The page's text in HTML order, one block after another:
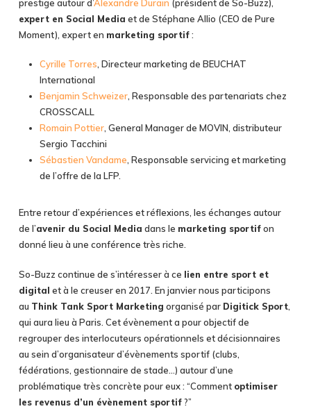
prestige autour d’Alexandre Durain (président de So-Buzz),
expert en Social Media et de Stéphane Allio (CEO de Pure
Moment), expert en marketing sportif:
Cyrille Torres , Directeur marketing de BEUCHAT
International
Benjamin Schweizer, Responsable des partenariats chez
CROSSCALL
Romain Pottier, General Manager de MOVIN, distributeur
Sergio Tacchini
Sébastien Vandame , Responsable servicing et marketing
de l’offre de la LFP.
Entre retour d’expériences et réflexions, les échanges autour
de l’avenir du Social Media dans le marketing sportifon
donné lieu à une conférence très riche.
So-Buzz continue de s’intéresser à ce lien entre sport et
digital et à le creuser en 2017. En janvier nous participons
au Think Tank Sport Marketing organisé par Digitick Sport,
qui aura lieu à Paris. Cet évènement a pour objectif de
regrouper des interlocuteurs opérationnels et décisionnaires
au sein d’organisateur d’évènements sportif (clubs,
fédérations, gestionnaire de stade…) autour d’une
problématique très concrète pour eux : “Comment optimiser
les revenus d’un évènement sportif?”